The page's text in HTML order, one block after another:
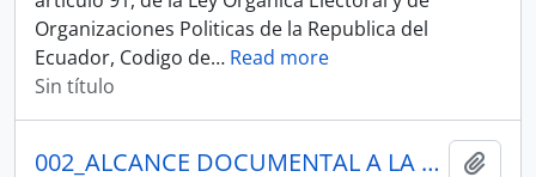
Organizaciones Politicas de la Republica del
Ecuador, Codigo de… Read more
Sin título
002_ALCANCE DOCUMENTAL A LA CONVOCATORIA SESION No. 003-AN-2025-2029_20-05-25SESION DEL PLENO N 003 ASAMBLEA NACIONAL 2025-2027